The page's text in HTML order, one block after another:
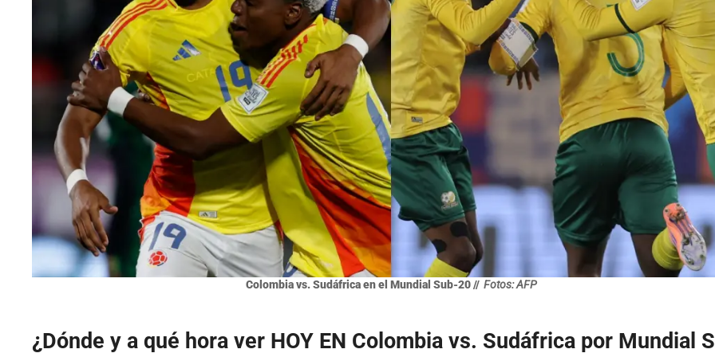
Colombia vs. Sudáfrica en el Mundial Sub-20 // Fotos: AFP
¿Dónde y a qué hora ver HOY EN Colombia vs. Sudáfrica por Mundial